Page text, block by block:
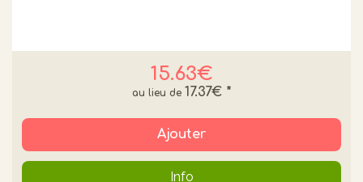
15.63€
17.37€ *
Ajouter
Info